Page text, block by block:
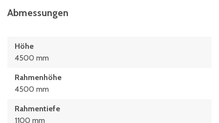
Abmessungen
Höhe
4500 mm
Rahmenhöhe
4500 mm
Rahmentiefe
1100 mm